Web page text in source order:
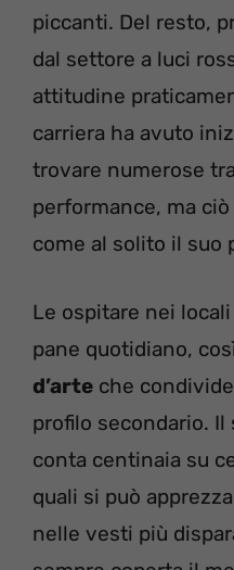
piccanti. Del resto,
dal settore a luci
attitudine
carriera ha avuto
trovare numerose
performance, ma ciò
come al solito il suo
Le ospitare nei
pane quotidiano,
d’arte che
profilo secondario.
conta centinaia su
quali si può
nelle vesti più